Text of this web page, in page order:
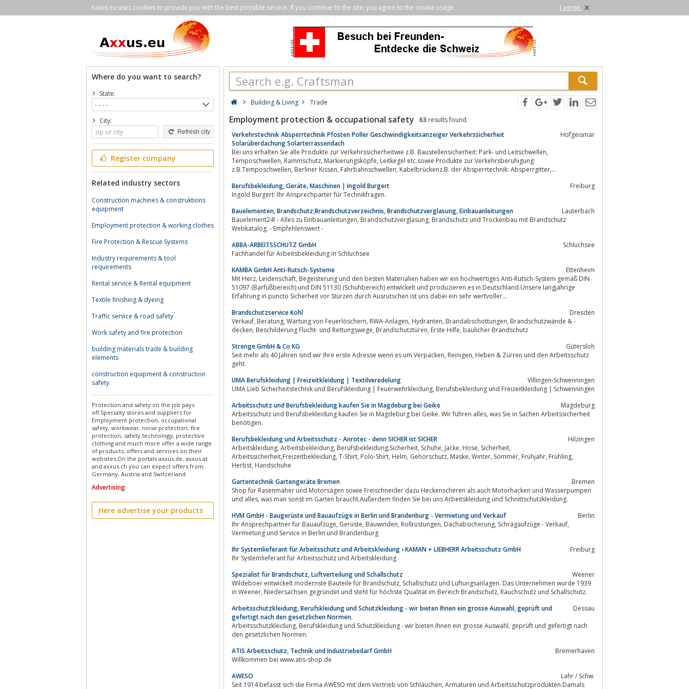
Axxus.eu uses cookies to provide you with the best possible service. If you continue to the site, you agree to the cookie usage. I agree. ×
Where do you want to search?
State:
City:
Refresh city
Register company
Related industry sectors
Construction machines & construktions
equipment
Employment protection & working clothes
Fire Protection & Rescue Systems
Industry requirements & tool
requirements
Rental service & Rental equipment
Textile finishing & dyeing
Traffic service & road safety
Work safety and fire protection
building materials trade & building
elements
construction equipment & construction
safety
Protection and safety on the job pays
off.Specialty stores and suppliers for
Employment protection, occupational
safety, workwear, noise protection, fire
protection, safety technology, protective
clothing and much more offer a wide range
of products, offers and services on their
websites.On the portals axxus.de, axxus.at
and axxus.ch you can expect offers from
Germany, Austria and Switzerland.
Advertising
Here advertise your products
Building & Living Trade
Employment protection & occupational safety 63 results found
Verkehrstechnik Absperrtechnik Pfosten Poller Geschwindigkeitsanzeiger Verkehrssicherheit
Solarüberdachung Solarterrassendach
Hofgeismar
Bei uns erhalten Sie alle Produkte zur Verkehrssicherheitwie z.B. Baustellensicherheit: Park- und Leitschwellen,
Temposchwellen, Rammschutz, Markierungsköpfe, Leitkegel etc.sowie Produkte zur Verkehrsberuhigung:
z.B.Temposchwellen, Berliner Kissen, Fahrbahnschwellen, Kabelbrückenz.B. der Absperrtechnik: Absperrgitter,...
Berufsbekleidung, Geräte, Maschinen | Ingold Burgert
Freiburg
Ingold Burgert: Ihr Ansprechparter für Technikfragen.
Bauelementen, Brandschutz,Brandschutzverzeichnis, Brandschutzverglasung, Einbauanleitungen
Lauterbach
Bauelement24! - Alles zu Einbauanleitungen, Brandschutzverglasung, Brandschutz und Trockenbau mit Brandschutz
Webkatalog. - Empfehlenswert -
ABBA-ARBEITSSCHUTZ GmbH
Schluchsee
Fachhandel für Arbeitsbekleidung in Schluchsee
KAMBA GmbH Anti-Rutsch-Systeme
Ettenheim
Mit Herz, Leidenschaft, Begeisterung und den besten Materialien haben wir ein hochwertiges Anti-Rutsch-System gemäß DIN
51097 (Barfußbereich) und DIN 51130 (Schuhbereich) entwickelt und produzieren es in Deutschland.Unsere langjährige
Erfahrung in puncto Sicherheit vor Stürzen durch Ausrutschen ist uns dabei ein sehr wertvoller...
Brandschutzservice Kohl
Dresden
Verkauf, Beratung, Wartung von Feuerlöschern, RWA-Anlagen, Hydranten, Brandabschottungen, Brandschutzwände & -
decken, Beschilderung Flucht- und Rettungswege, Brandschutztüren, Erste Hilfe, baulicher Brandschutz
Strenge GmbH & Co KG
Gütersloh
Seit mehr als 40 Jahren sind wir Ihre erste Adresse wenn es um Verpacken, Reinigen, Heben & Zurren und den Arbeitsschutz
geht.
UMA Berufskleidung | Freizeitkleidung | Textilveredelung
Villingen-Schwenningen
UMA Lieb Sicherheitstechnik und Berufskleidung | Feuerwehrkleidung, Berufsbekleidung und Freizeitkleidung | Schwenningen
Arbeitsschutz und Berufsbekleidung kaufen Sie in Magdeburg bei Geike
Magdeburg
Arbeitsschutz und Berufsbekleidung kaufen Sie in Magdeburg bei Geike. Wir führen alles, was Sie in Sachen Arbeitssicherheit
benötigen.
Berufsbekleidung und Arbeitsschutz - Anrotec - denn SICHER ist SICHER
Hilzingen
Arbeitskleidung, Arbeitsbekleidung, Berufsbekleidung,Sicherheit, Schuhe, Jacke, Hose, Sicherheit,
Arbeitssicherheit,Freizeitbekleidung, T-Shirt, Polo-Shirt, Helm, Gehörschutz, Maske, Winter, Sommer, Frühjahr, Frühling,
Herbst, Handschuhe
Gartentechnik Gartengeräte Bremen
Bremen
Shop für Rasenmäher und Motorsägen sowie Freischneider dazu Heckenscheren als auch Motorhacken und Wasserpumpen
und alles, was man sonst im Garten braucht.Außerdem finden Sie bei uns Arbeitskleidung und Schnittschutzkleidung.
HVM GmbH - Baugerüste und Bauaufzüge in Berlin und Brandenburg - Vermietung und Verkauf
Berlin
Ihr Ansprechpartner für Bauaufzüge, Gerüste, Bauwinden, Rollrüstungen, Dachabsicherung, Schrägaufzüge - Verkauf,
Vermietung und Service in Berlin und Brandenburg
Ihr Systemlieferant für Arbeitsschutz und Arbeitskleidung › KAMAN + LIEBHERR Arbeitsschutz GmbH
Freiburg
Ihr Systemlieferant für Arbeitsschutz und Arbeitskleidung
Spezialist für Brandschutz, Luftverteilung und Schallschutz
Weener
Wildeboer entwickelt modernste Bauteile für Brandschutz, Schallschutz und Lüftungsanlagen. Das Unternehmen wurde 1939
in Weener, Niedersachsen gegründet und steht für höchste Qualität im Bereich Brandschutz, Rauchschutz und Schallschutz.
Arbeitsschutzkleidung, Berufskleidung und Schutzkleidung - wir bieten Ihnen ein grosse Auswahl, geprüft und
gefertigt nach den gesetzlichen Normen.
Dessau
Arbeitsschutzkleidung, Berufskleidung und Schutzkleidung - wir bieten Ihnen ein grosse Auswahl, geprüft und gefertigt nach
den gesetzlichen Normen.
ATIS Arbeitsschutz, Technik und Industriebedarf GmbH
Bremerhaven
Willkommen bei www.atis-shop.de
AWESO
Lahr / Schw.
Seit 1914 befasst sich die Firma AWESO mit dem Vertrieb von Schläuchen, Armaturen und Arbeitsschutzprodukten.Damals